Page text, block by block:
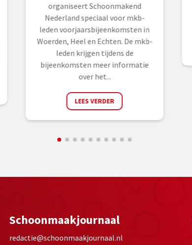
organiseert Schoonmakend
Nederland speciaal voor mkb-
leden voorjaarsbijeenkomsten in
Woerden, Heel en Echten. De mkb-
leden krijgen tijdens de
bijeenkomsten meer informatie
over het...
LEES VERDER
Schoonmaakjournaal
redactie@schoonmaakjournaal.nl